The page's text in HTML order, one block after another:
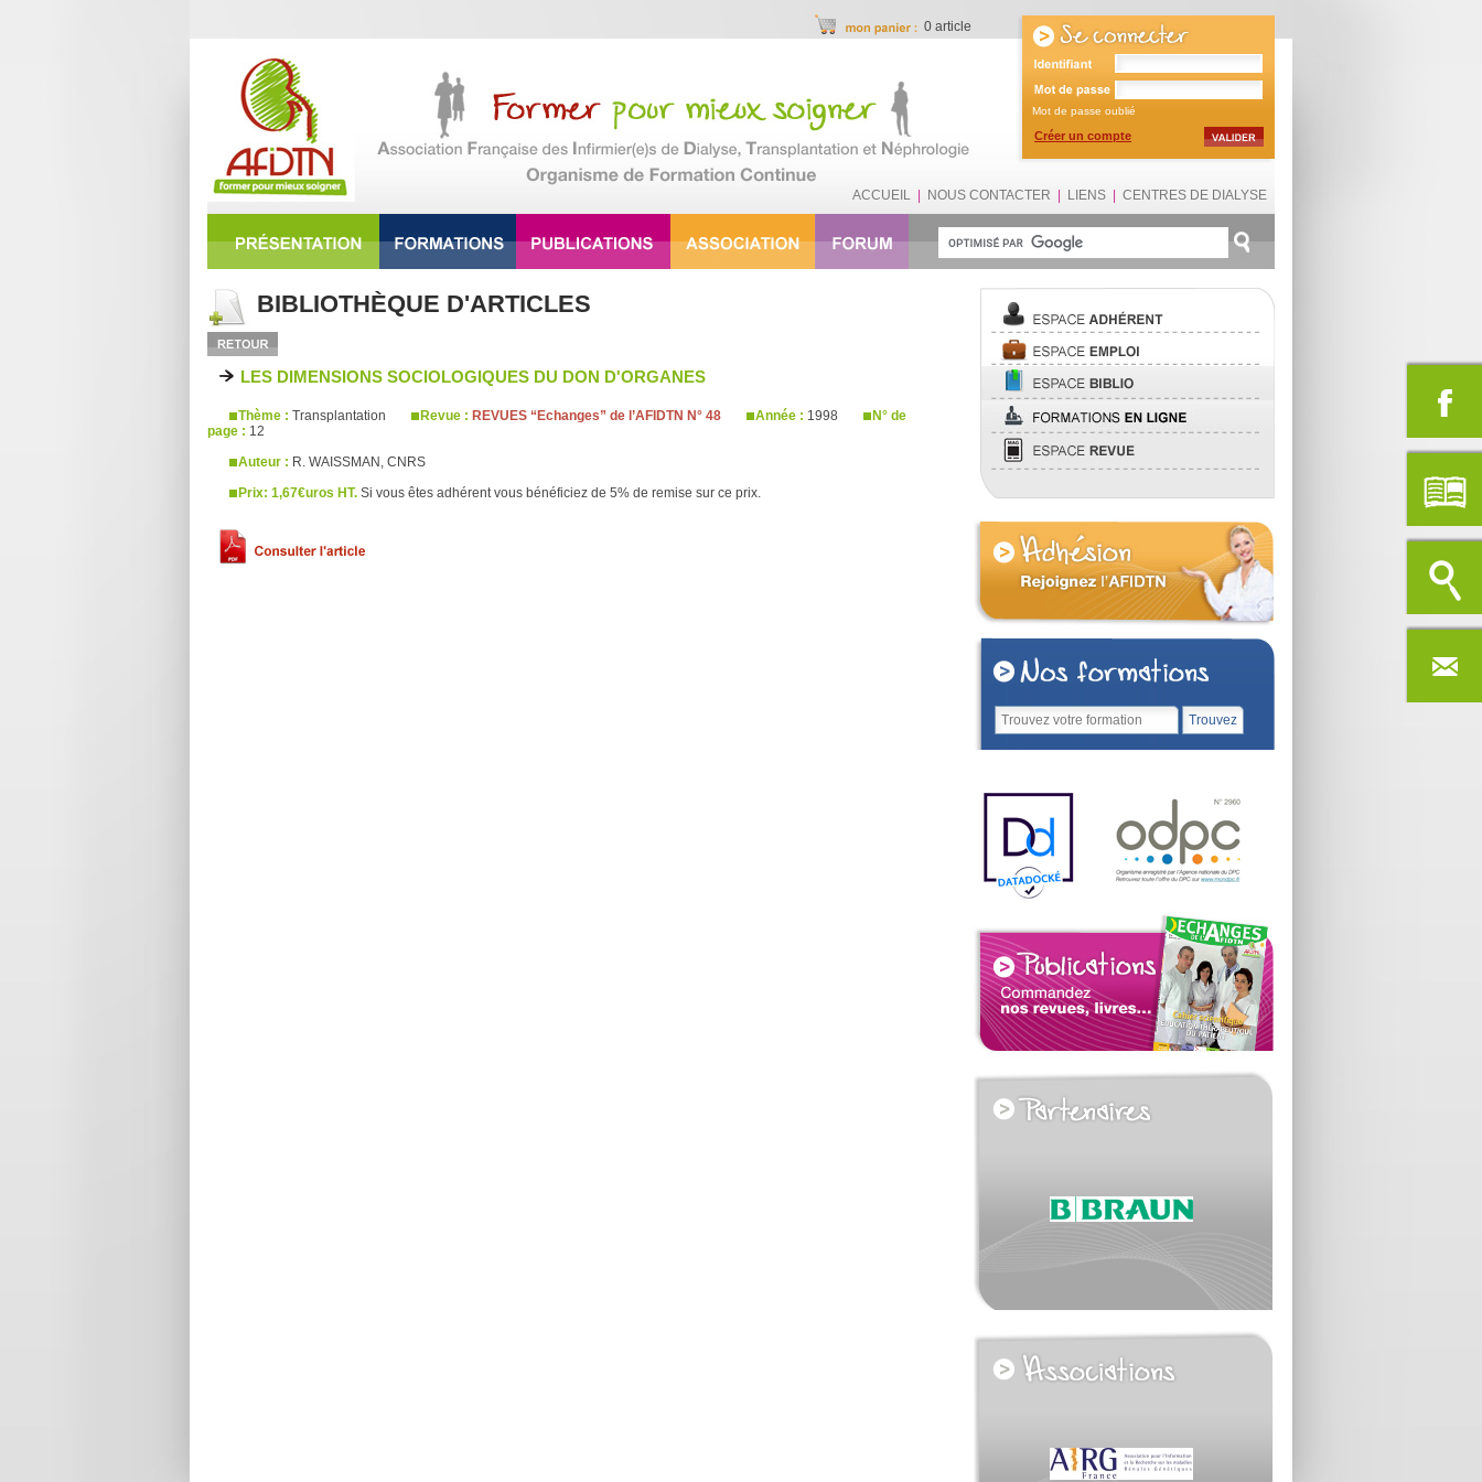
0 article
Mot de passe oublié
Créer un compte
ACCUEIL NOUS CONTACTER LIENS CENTRES DE DIALYSE
BIBLIOTHÈQUE D'ARTICLES
LES DIMENSIONS SOCIOLOGIQUES DU DON D'ORGANES
Thème : Transplantation Revue : REVUES “Echanges” de l’AFIDTN N° 48 Année : 1998
N° de
page : 12
Auteur : R. WAISSMAN, CNRS
Prix: 1,67€uros HT. Si vous êtes adhérent vous bénéficiez de 5% de remise sur ce prix.